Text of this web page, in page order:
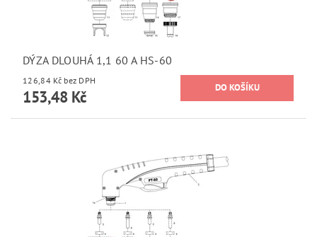
DÝZA DLOUHÁ 1,1 60 A HS-60
126,84 Kč bez DPH
153,48 Kč